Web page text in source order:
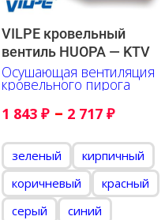
VILPE кровельный
вентиль HUOPA — KTV
Осушающая вентиляция
кровельного пирога
1 843 ₽ – 2 717 ₽
зеленый
кирпичный
коричневый
красный
серый
синий